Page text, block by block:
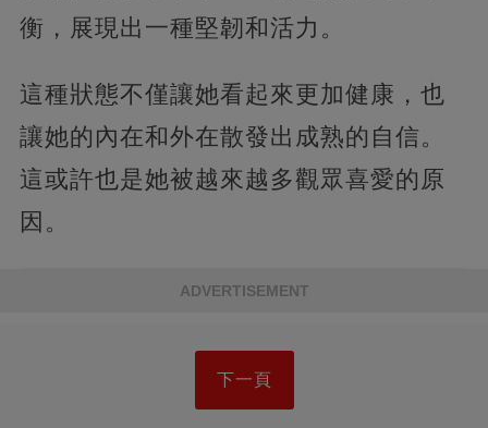
衡，展現出一種堅韌和活力。
這種狀態不僅讓她看起來更加健康，也
讓她的內在和外在散發出成熟的自信。
這或許也是她被越來越多觀眾喜愛的原
因。
ADVERTISEMENT
下一頁